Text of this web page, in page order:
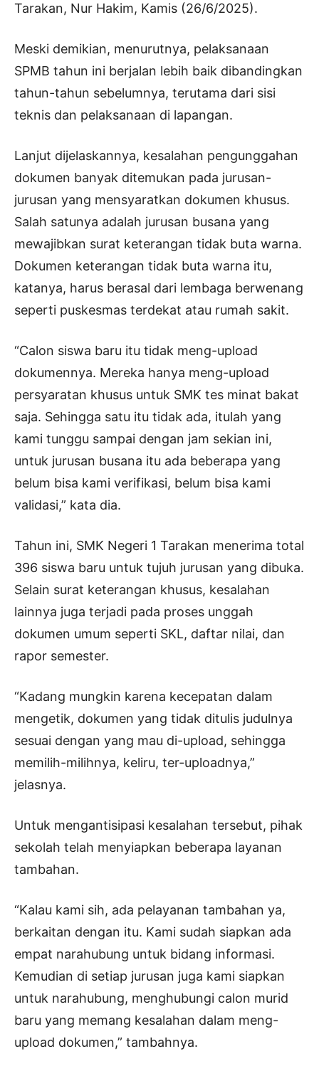
Tarakan, Nur Hakim, Kamis (26/6/2025).
Meski demikian, menurutnya, pelaksanaan
SPMB tahun ini berjalan lebih baik dibandingkan
tahun-tahun sebelumnya, terutama dari sisi
teknis dan pelaksanaan di lapangan.
Lanjut dijelaskannya, kesalahan pengunggahan
dokumen banyak ditemukan pada jurusan-
jurusan yang mensyaratkan dokumen khusus.
Salah satunya adalah jurusan busana yang
mewajibkan surat keterangan tidak buta warna.
Dokumen keterangan tidak buta warna itu,
katanya, harus berasal dari lembaga berwenang
seperti puskesmas terdekat atau rumah sakit.
“Calon siswa baru itu tidak meng-upload
dokumennya. Mereka hanya meng-upload
persyaratan khusus untuk SMK tes minat bakat
saja. Sehingga satu itu tidak ada, itulah yang
kami tunggu sampai dengan jam sekian ini,
untuk jurusan busana itu ada beberapa yang
belum bisa kami verifikasi, belum bisa kami
validasi,” kata dia.
Tahun ini, SMK Negeri 1 Tarakan menerima total
396 siswa baru untuk tujuh jurusan yang dibuka.
Selain surat keterangan khusus, kesalahan
lainnya juga terjadi pada proses unggah
dokumen umum seperti SKL, daftar nilai, dan
rapor semester.
“Kadang mungkin karena kecepatan dalam
mengetik, dokumen yang tidak ditulis judulnya
sesuai dengan yang mau di-upload, sehingga
memilih-milihnya, keliru, ter-uploadnya,”
jelasnya.
Untuk mengantisipasi kesalahan tersebut, pihak
sekolah telah menyiapkan beberapa layanan
tambahan.
“Kalau kami sih, ada pelayanan tambahan ya,
berkaitan dengan itu. Kami sudah siapkan ada
empat narahubung untuk bidang informasi.
Kemudian di setiap jurusan juga kami siapkan
untuk narahubung, menghubungi calon murid
baru yang memang kesalahan dalam meng-
upload dokumen,” tambahnya.